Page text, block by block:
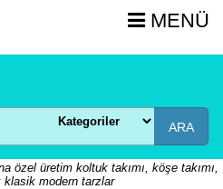
MENÜ
ARA
özel üretim koltuk takımı, köşe takımı,
modern tarzlar